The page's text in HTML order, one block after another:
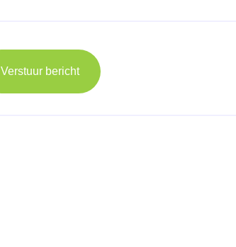
Verstuur bericht